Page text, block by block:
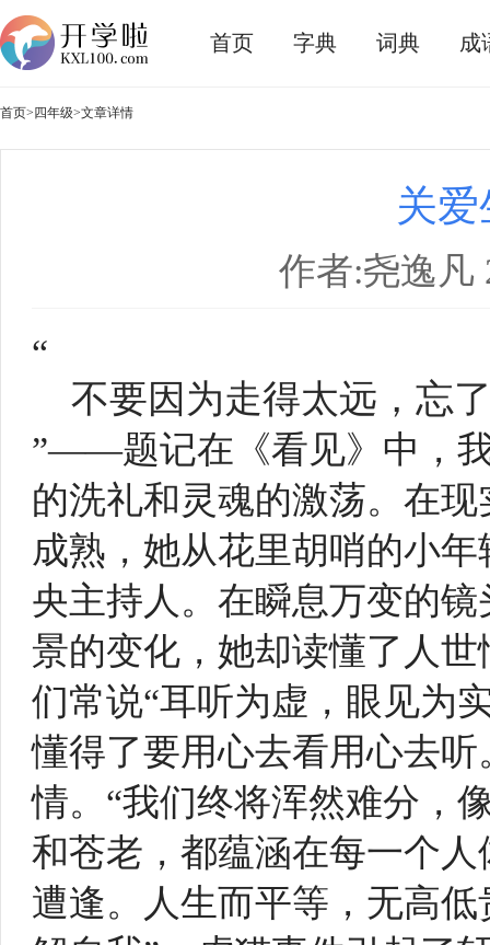
首页 字典 词典 成
首页> 四年级>文章详情
关
作者:尧逸凡
“
不要因为走得太远，忘
”——题记在《看见》中，
的洗礼和灵魂的激荡。在
成熟，她从花里胡哨的小
央主持人。在瞬息万变的
景的变化，她却读懂了人
们常说“耳听为虚，眼见为
懂得了要用心去看用心去
情。“我们终将浑然难分，
和苍老，都蕴涵在每一个
遭逢。人生而平等，无高